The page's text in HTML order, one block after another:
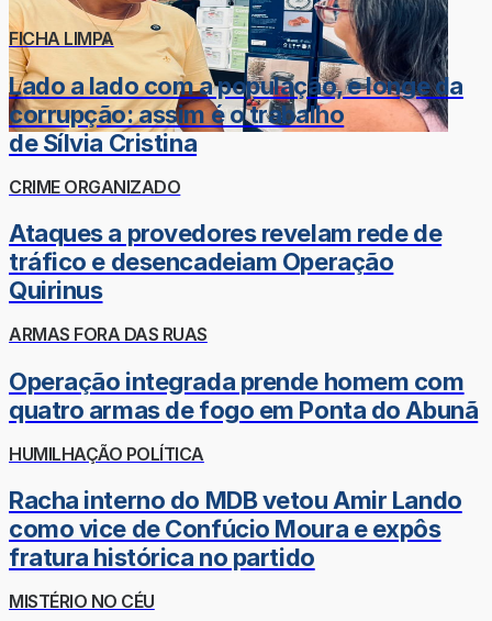
FICHA LIMPA
Lado a lado com a população, e longe da
corrupção: assim é o trabalho
de Sílvia Cristina
CRIME ORGANIZADO
Ataques a provedores revelam rede de
tráfico e desencadeiam Operação
Quirinus
ARMAS FORA DAS RUAS
Operação integrada prende homem com
quatro armas de fogo em Ponta do Abunã
HUMILHAÇÃO POLÍTICA
Racha interno do MDB vetou Amir Lando
como vice de Confúcio Moura e expôs
fratura histórica no partido
MISTÉRIO NO CÉU